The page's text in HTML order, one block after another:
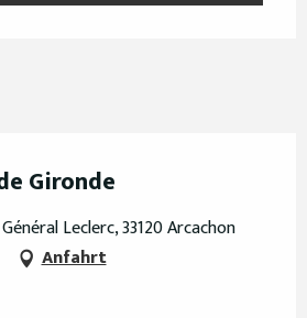
Gironde
Leclerc, 33120 Arcachon
Anfahrt